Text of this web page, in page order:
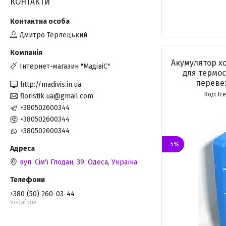
Акумулятор
для
–5%
Дмитро Терлецький
Інтернет-магазин "МадівіС"
http://madivis.in.ua
floristik.ua@gmail.com
+380502600344
+380502600344
+380502600344
вул. Сім'ї Глодан, 39, Одеса, Україна
+380 (50) 260-03-44
Vodafone